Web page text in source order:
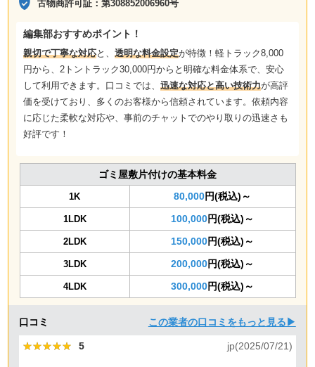
古物商許可証：第308852006960号
編集部おすすめポイント！
親切で丁寧な対応と、 透明な料金設定が特徴！軽トラック8,000
円から、2トントラック30,000円からと明確な料金体系で、安心
して利用できます。口コミでは、 迅速な対応と高い技術力が高評
価を受けており、多くのお客様から信頼されています。依頼内容
に応じた柔軟な対応や、事前のチャットでのやり取りの迅速さも
好評です！
ゴミ屋敷片付けの基本料金
1K 80,000円(税込)～
1LDK 100,000円(税込)～
2LDK 150,000円(税込)～
3LDK 200,000円(税込)～
4LDK 300,000円(税込)～
口コミ この業者の口コミをもっと見る▶
★★★★★
★★★★★ 5 jp(2025/07/21)